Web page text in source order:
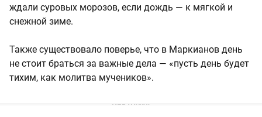
ждали суровых морозов, если дождь — к мягкой и
снежной зиме.
Также существовало поверье, что в Маркианов день
не стоит браться за важные дела — «пусть день будет
тихим, как молитва мучеников».